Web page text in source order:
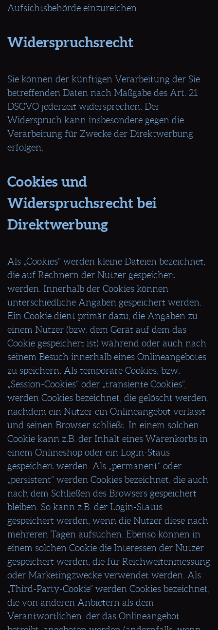
Aufsichtsbehörde einzureichen.
Widerspruchsrecht
Sie können der künftigen Verarbeitung der Sie
betreffenden Daten nach Maßgabe des Art. 21
DSGVO jederzeit widersprechen. Der
Widerspruch kann insbesondere gegen die
Verarbeitung für Zwecke der Direktwerbung
erfolgen.
Cookies und
Widerspruchsrecht bei
Direktwerbung
Als „Cookies“ werden kleine Dateien bezeichnet,
die auf Rechnern der Nutzer gespeichert
werden. Innerhalb der Cookies können
unterschiedliche Angaben gespeichert werden.
Ein Cookie dient primär dazu, die Angaben zu
einem Nutzer (bzw. dem Gerät auf dem das
Cookie gespeichert ist) während oder auch nach
seinem Besuch innerhalb eines Onlineangebotes
zu speichern. Als temporäre Cookies, bzw.
„Session-Cookies“ oder „transiente Cookies“,
werden Cookies bezeichnet, die gelöscht werden,
nachdem ein Nutzer ein Onlineangebot verlässt
und seinen Browser schließt. In einem solchen
Cookie kann z.B. der Inhalt eines Warenkorbs in
einem Onlineshop oder ein Login-Staus
gespeichert werden. Als „permanent“ oder
„persistent“ werden Cookies bezeichnet, die auch
nach dem Schließen des Browsers gespeichert
bleiben. So kann z.B. der Login-Status
gespeichert werden, wenn die Nutzer diese nach
mehreren Tagen aufsuchen. Ebenso können in
einem solchen Cookie die Interessen der Nutzer
gespeichert werden, die für Reichweitenmessung
oder Marketingzwecke verwendet werden. Als
„Third-Party-Cookie“ werden Cookies bezeichnet,
die von anderen Anbietern als dem
Verantwortlichen, der das Onlineangebot